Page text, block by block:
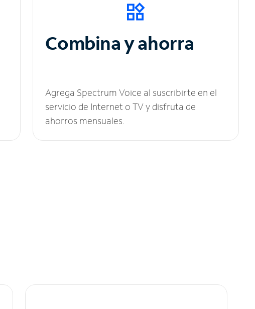
Combina y ahorra
Agrega Spectrum Voice al suscribirte en el
servicio de Internet o TV y disfruta de
ahorros mensuales.